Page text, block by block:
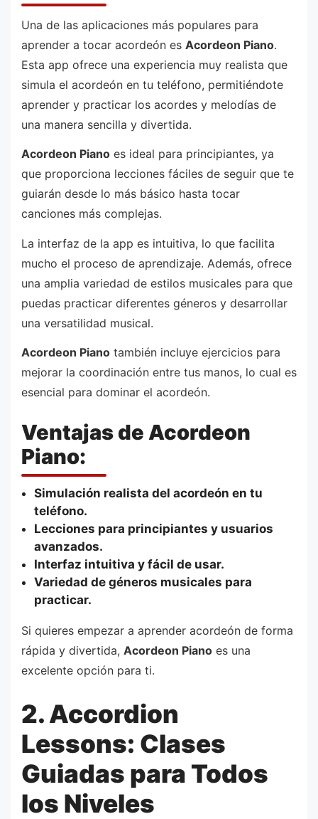
Una de las aplicaciones más populares para
aprender a tocar acordeón es Acordeon Piano.
Esta app ofrece una experiencia muy realista que
simula el acordeón en tu teléfono, permitiéndote
aprender y practicar los acordes y melodías de
una manera sencilla y divertida.
Acordeon Piano es ideal para principiantes, ya
que proporciona lecciones fáciles de seguir que te
guiarán desde lo más básico hasta tocar
canciones más complejas.
La interfaz de la app es intuitiva, lo que facilita
mucho el proceso de aprendizaje. Además, ofrece
una amplia variedad de estilos musicales para que
puedas practicar diferentes géneros y desarrollar
una versatilidad musical.
Acordeon Piano también incluye ejercicios para
mejorar la coordinación entre tus manos, lo cual es
esencial para dominar el acordeón.
Ventajas de Acordeon
Piano:
Simulación realista del acordeón en tu
teléfono.
Lecciones para principiantes y usuarios
avanzados.
Interfaz intuitiva y fácil de usar.
Variedad de géneros musicales para
practicar.
Si quieres empezar a aprender acordeón de forma
rápida y divertida, Acordeon Piano es una
excelente opción para ti.
2. Accordion
Lessons: Clases
Guiadas para Todos
los Niveles